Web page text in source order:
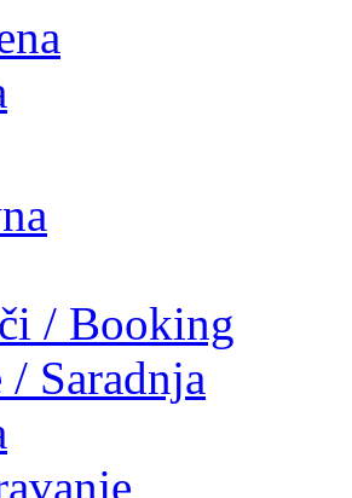
/ Booking
Saradnja